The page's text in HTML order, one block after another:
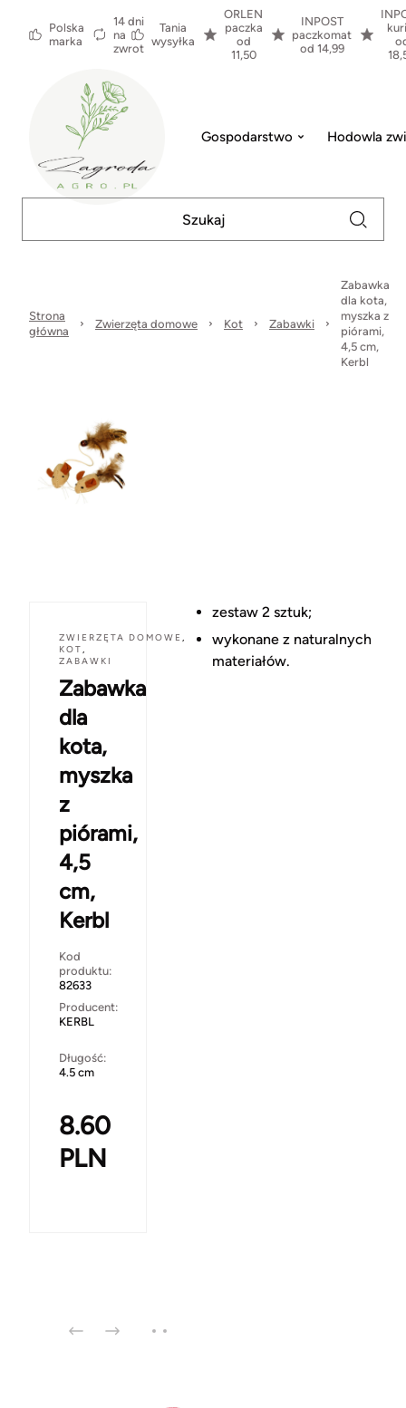
Polska
marka
14 dni
na
zwrot
Tania
wysyłka
ORLEN
paczka
od
11,50
INPOST
paczkomat
od 14,99
Gospodarstwo Hodowla
Strona
główna
Zwierzęta domowe Kot Zabawki
Zabawka
dla kota,
myszka z
piórami,
4,5 cm,
Kerbl
ZWIERZĘTA DOMOWE ,
KOT,
ZABAWKI
Zabawka
dla
kota,
myszka
z
piórami,
4,5
cm,
Kerbl
Kod
produktu:
82633
Producent:
KERBL
Długość:
4.5 cm
8.60
PLN
zestaw 2 sztuk;
wykonane z naturalnych
materiałów.